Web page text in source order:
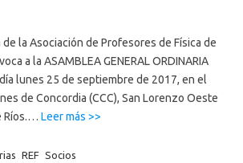
la Asociación de Profesores de Física de
a la ASAMBLEA GENERAL ORDINARIA
lunes 25 de septiembre de 2017, en el
de Concordia (CCC), San Lorenzo Oeste
Ríos.… Leer más >>
REF Socios